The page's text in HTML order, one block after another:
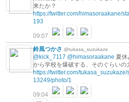
来たか？
https://twitter.com/himasoraakane/
193
09:07
鈴風つかさ @tukasa_suzukaze
@kick_7117 @himasoraakane 夏
から学校を爆破する、そのぐらいの
https://twitter.com/
13249/photo/1
09:04